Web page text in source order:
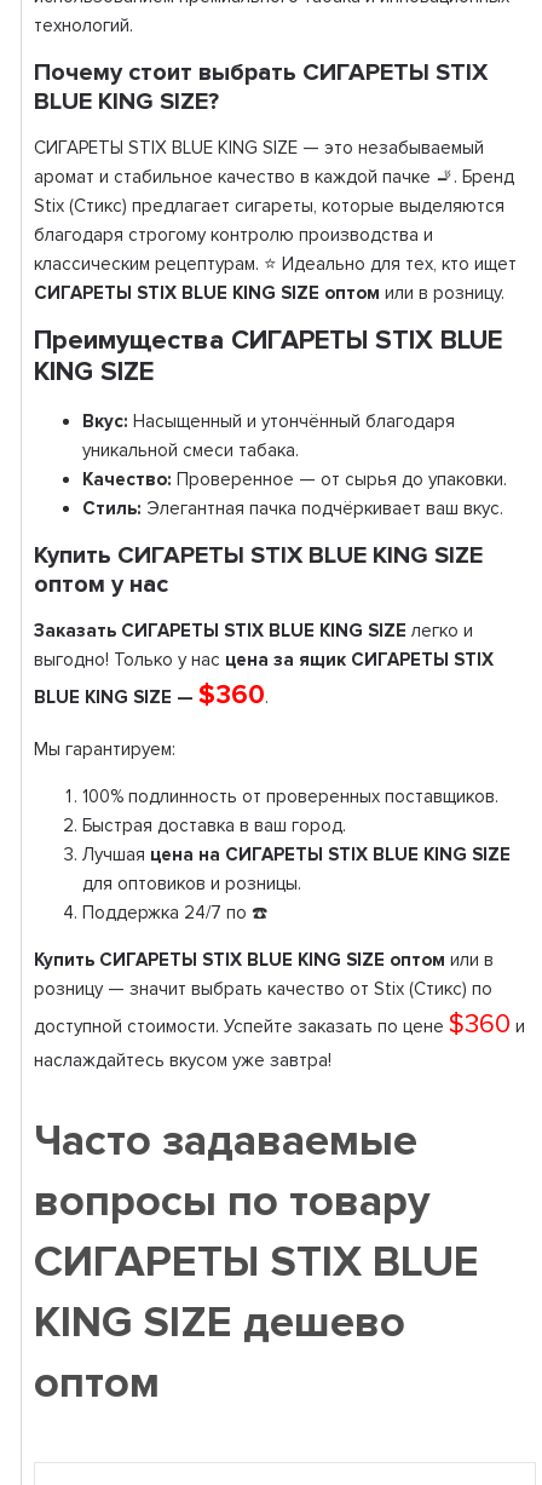
технологий.
Почему стоит выбрать СИГАРЕТЫ STIX
BLUE KING SIZE?
СИГАРЕТЫ STIX BLUE KING SIZE — это незабываемый
аромат и стабильное качество в каждой пачке 🚬. Бренд
Stix (Стикс) предлагает сигареты, которые выделяются
благодаря строгому контролю производства и
классическим рецептурам. ⭐ Идеально для тех, кто ищет
СИГАРЕТЫ STIX BLUE KING SIZE оптом или в розницу.
Преимущества СИГАРЕТЫ STIX BLUE
KING SIZE
Вкус: Насыщенный и утончённый благодаря
уникальной смеси табака.
Качество: Проверенное — от сырья до упаковки.
Стиль: Элегантная пачка подчёркивает ваш вкус.
Купить СИГАРЕТЫ STIX BLUE KING SIZE
оптом у нас
Заказать СИГАРЕТЫ STIX BLUE KING SIZE легко и
выгодно! Только у нас цена за ящик СИГАРЕТЫ STIX
BLUE KING SIZE — $360.
Мы гарантируем:
100% подлинность от проверенных поставщиков.
Быстрая доставка в ваш город.
Лучшая цена на СИГАРЕТЫ STIX BLUE KING SIZE
для оптовиков и розницы.
Поддержка 24/7 по ☎️
Купить СИГАРЕТЫ STIX BLUE KING SIZE оптом или в
розницу — значит выбрать качество от Stix (Стикс) по
доступной стоимости. Успейте заказать по цене $360 и
наслаждайтесь вкусом уже завтра!
Часто задаваемые
вопросы по товару
СИГАРЕТЫ STIX BLUE
KING SIZE дешево
оптом